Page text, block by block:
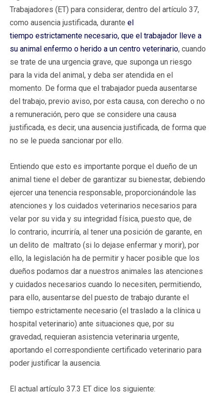
Trabajadores (ET) para considerar, dentro del artículo 37,
como ausencia justificada, durante el
tiempo estrictamente necesario, que el trabajador lleve a
su animal enfermo o herido a un centro veterinario, cuando
se trate de una urgencia grave, que suponga un riesgo
para la vida del animal, y deba ser atendida en el
momento. De forma que el trabajador pueda ausentarse
del trabajo, previo aviso, por esta causa, con derecho o no
a remuneración, pero que se considere una causa
justificada, es decir, una ausencia justificada, de forma que
no se le pueda sancionar por ello.
Entiendo que esto es importante porque el dueño de un
animal tiene el deber de garantizar su bienestar, debiendo
ejercer una tenencia responsable, proporcionándole las
atenciones y los cuidados veterinarios necesarios para
velar por su vida y su integridad física, puesto que, de
lo contrario, incurriría, al tener una posición de garante, en
un delito de maltrato (si lo dejase enfermar y morir), por
ello, la legislación ha de permitir y hacer posible que los
dueños podamos dar a nuestros animales las atenciones
y cuidados necesarios cuando lo necesiten, permitiendo,
para ello, ausentarse del puesto de trabajo durante el
tiempo estrictamente necesario (el traslado a la clínica u
hospital veterinario) ante situaciones que, por su
gravedad, requieran asistencia veterinaria urgente,
aportando el correspondiente certificado veterinario para
poder justificar la ausencia.
El actual artículo 37.3 ET dice los siguiente: